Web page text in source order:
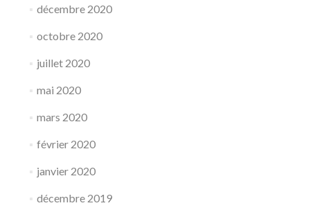
décembre 2020
octobre 2020
juillet 2020
mai 2020
mars 2020
février 2020
janvier 2020
décembre 2019